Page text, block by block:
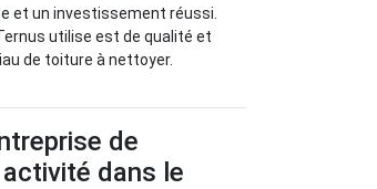
et un investissement réussi.
utilise est de qualité et
de toiture à nettoyer.
de
dans le